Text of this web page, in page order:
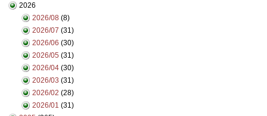
2026
2026/08 (8)
2026/07 (31)
2026/06 (30)
2026/05 (31)
2026/04 (30)
2026/03 (31)
2026/02 (28)
2026/01 (31)